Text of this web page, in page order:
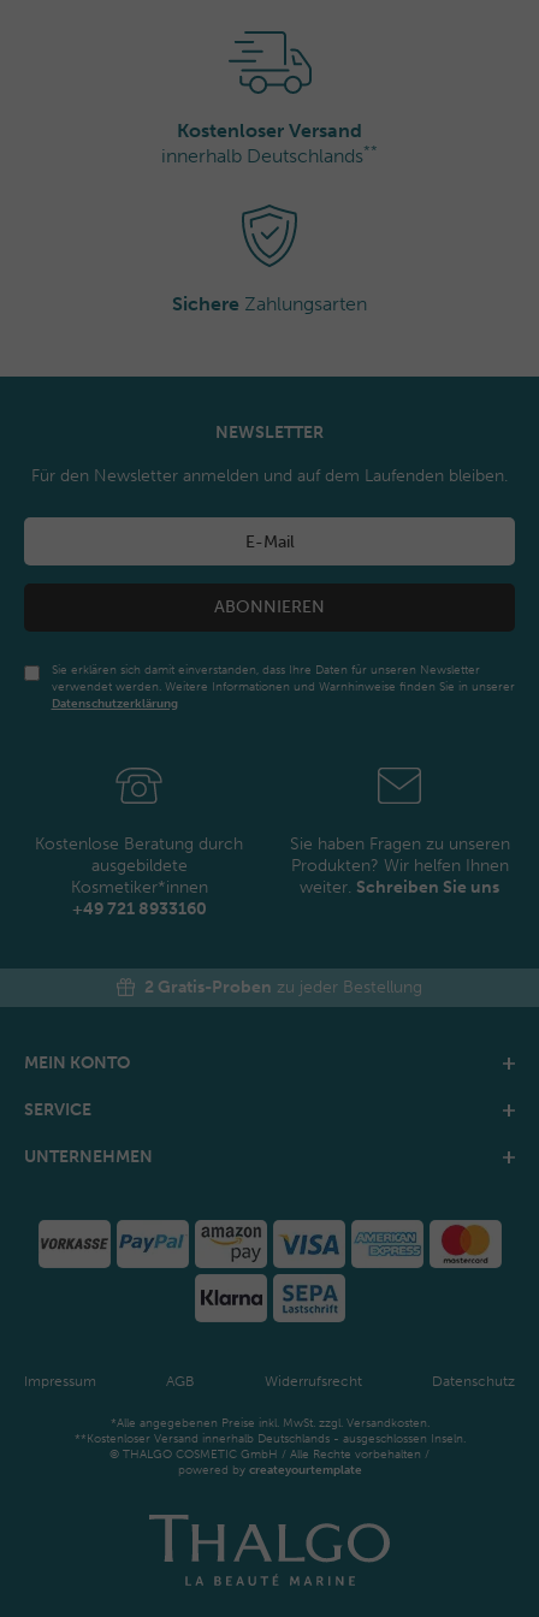
Kostenloser Versand
innerhalb Deutschlands**
Sichere Zahlungsarten
NEWSLETTER
Für den Newsletter anmelden und auf dem Laufenden bleiben.
ABONNIEREN
Sie erklären sich damit einverstanden, dass Ihre Daten für unseren Newsletter
verwendet werden. Weitere Informationen und Warnhinweise finden Sie in unserer
Daten­schutz­erklärung
Kostenlose Beratung durch
ausgebildete
Kosmetiker*innen
+49 721 8933160
Sie haben Fragen zu unseren
Produkten? Wir helfen Ihnen
weiter. Schreiben Sie uns
2 Gratis-Proben zu jeder Bestellung
MEIN KONTO
SERVICE
UNTERNEHMEN
Impressum AGB Widerrufsrecht Datenschutz
*Alle angegebenen Preise inkl. MwSt. zzgl. Versandkosten.
**Kostenloser Versand innerhalb Deutschlands - ausgeschlossen Inseln.
© THALGO COSMETIC GmbH / Alle Rechte vorbehalten /
powered by createyourtemplate